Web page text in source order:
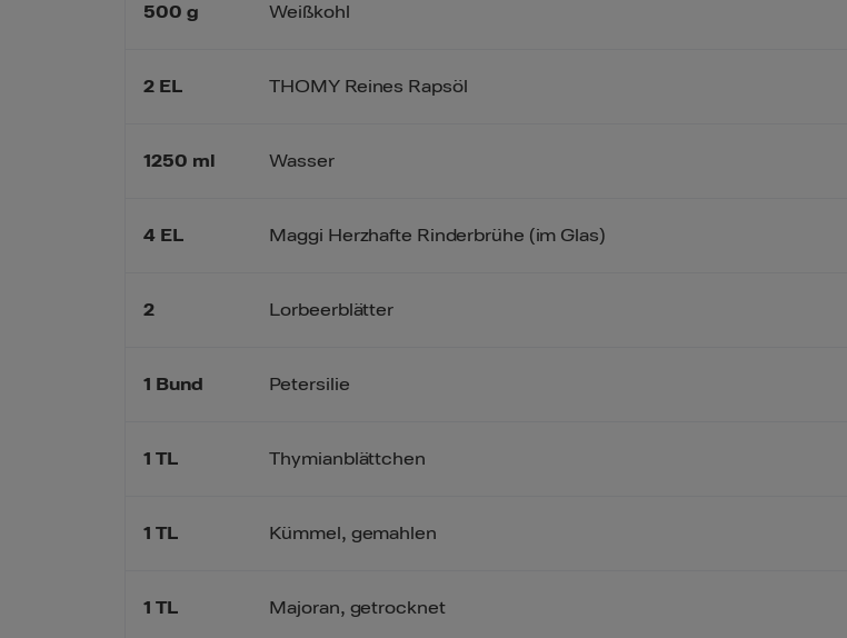
500 g
2 EL
1250 ml
4 EL
2
1 Bund
1 TL
1 TL
1 TL
Weißkohl
THOMY Reines Rapsöl
Wasser
Maggi Herzhafte Rinderbrühe (im Glas)
Lorbeerblätter
Petersilie
Thymianblättchen
Kümmel, gemahlen
Majoran, getrocknet